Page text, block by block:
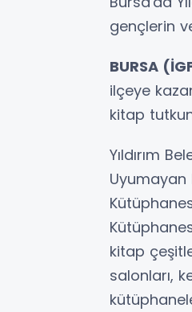
gençlerin
BURSA
ilçeye
kitap
Yıldırım
Uyumayan
kitap
salonları,